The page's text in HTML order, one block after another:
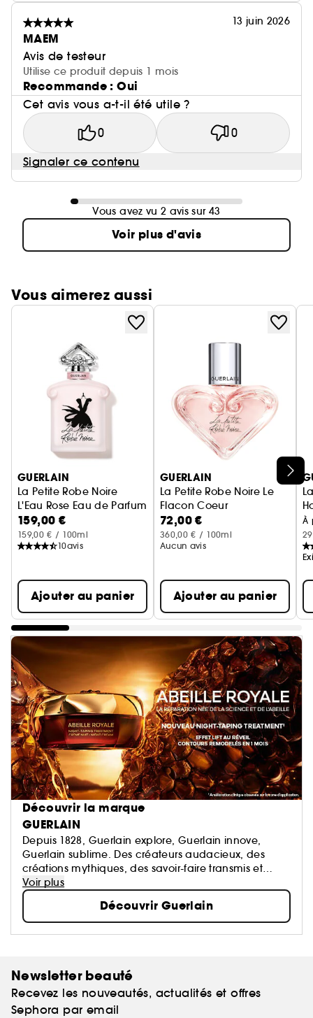
13 juin 2026
MAEM
Avis de testeur
Utilise ce produit depuis 1 mois
Recommande : Oui
Cet avis vous a-t-il été utile ?
0 0
Signaler ce contenu
Vous avez vu 2 avis sur 43
Voir plus d'avis
Vous aimerez aussi
Ignorer le carrousel produits
GUERLAIN
La Petite Robe Noire
L'Eau Rose Eau de Parfum
159,00 €
159,00 € / 100ml
10avis
Ajouter au panier
GUERLAIN
La Petite Robe Noire Le
Flacon Coeur
Eau de Parfum Intense
72,00 €
360,00 € / 100ml
Aucun avis
Ajouter au panier
À
Découvrir la marque
GUERLAIN
Depuis 1828, Guerlain explore, Guerlain innove,
Guerlain sublime. Des créateurs audacieux, des
créations mythiques, des savoir-faire transmis et
perpétués. La Culture du Beau en signature.
Voir plus
Découvrir Guerlain
Newsletter beauté
Recevez les nouveautés, actualités et offres
Sephora par email